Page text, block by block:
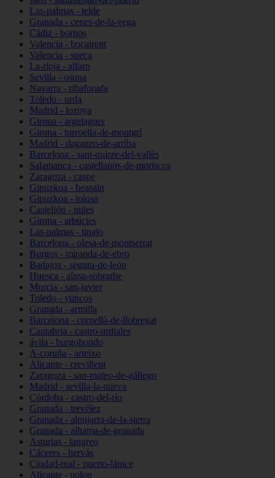
Las-palmas - telde
Granada - cenes-de-la-vega
Cádiz - bornos
Valencia - bocairent
Valencia - sueca
La-rioja - alfaro
Sevilla - osuna
Navarra - ribaforada
Toledo - urda
Madrid - lozoya
Girona - argelaguer
Girona - torroella-de-montgrí
Madrid - daganzo-de-arriba
Barcelona - sant-quirze-del-vallès
Salamanca - castellanos-de-moriscos
Zaragoza - caspe
Gipuzkoa - beasain
Gipuzkoa - tolosa
Castellón - nules
Girona - arbúcies
Las-palmas - tinajo
Barcelona - olesa-de-montserrat
Burgos - miranda-de-ebro
Badajoz - segura-de-león
Huesca - aínsa-sobrarbe
Murcia - san-javier
Toledo - yuncos
Granada - armilla
Barcelona - cornellà-de-llobregat
Cantabria - castro-urdiales
ávila - burgohondo
A-coruña - arteixo
Alicante - crevillent
Zaragoza - san-mateo-de-gállego
Madrid - sevilla-la-nueva
Córdoba - castro-del-río
Granada - trevélez
Granada - alpujarra-de-la-sierra
Granada - alhama-de-granada
Asturias - langreo
Cáceres - hervás
Ciudad-real - puerto-lápice
Alicante - polop